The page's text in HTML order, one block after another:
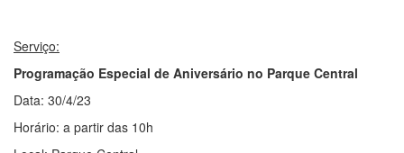
Serviço:
Programação Especial de Aniversário no Parque Central
Data: 30/4/23
Horário: a partir das 10h